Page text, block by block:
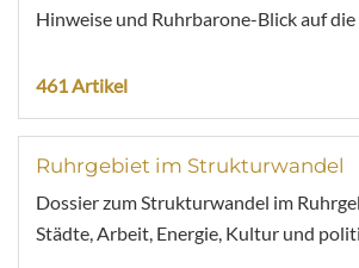
Hinweise und Ruhrbarone-Blick auf die
461 Artikel
Ruhrgebiet im Strukturwandel
Dossier zum Strukturwandel im
Städte, Arbeit, Energie, Kultur und